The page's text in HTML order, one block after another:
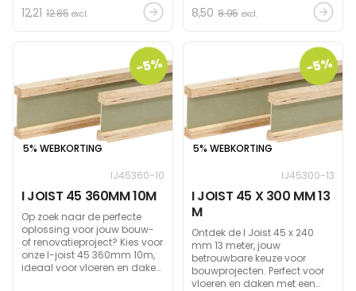
12,21 12.85 excl. 8,50 8.95 excl.
-5%
5% WEBKORTING
IJ45360-10
I JOIST 45 360MM 10M
Op zoek naar de perfecte
oplossing voor jouw bouw-
of renovatieproject? Kies voor
onze I-joist 45 360mm 10m,
ideaal voor vloeren en daken.
-5%
5% WEBKORTING
IJ45300-13
I JOIST 45 X 300 MM 13
M
Ontdek de I Joist 45 x 240
mm 13 meter, jouw
betrouwbare keuze voor
bouwprojecten. Perfect voor
vloeren en daken met een